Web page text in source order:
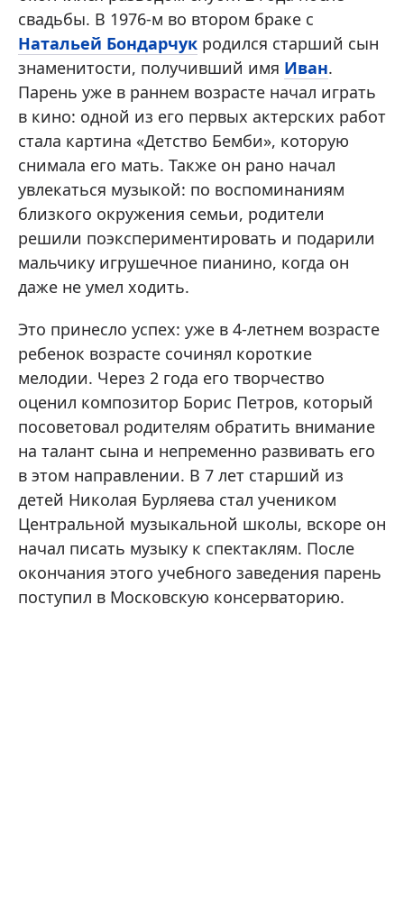
свадьбы. В 1976-м во втором браке с
Натальей Бондарчук родился старший сын
знаменитости, получивший имя Иван.
Парень уже в раннем возрасте начал играть
в кино: одной из его первых актерских работ
стала картина «Детство Бемби», которую
снимала его мать. Также он рано начал
увлекаться музыкой: по воспоминаниям
близкого окружения семьи, родители
решили поэкспериментировать и подарили
мальчику игрушечное пианино, когда он
даже не умел ходить.
Это принесло успех: уже в 4-летнем возрасте
ребенок возрасте сочинял короткие
мелодии. Через 2 года его творчество
оценил композитор Борис Петров, который
посоветовал родителям обратить внимание
на талант сына и непременно развивать его
в этом направлении. В 7 лет старший из
детей Николая Бурляева стал учеником
Центральной музыкальной школы, вскоре он
начал писать музыку к спектаклям. После
окончания этого учебного заведения парень
поступил в Московскую консерваторию.